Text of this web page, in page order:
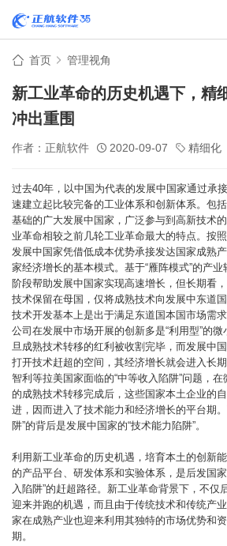
首页 管理视角
新工业革命的历史机遇下，精
冲出重围
作者：正航软件 2020-09-07 精细化
过去40年，以中国为代表的发展中国家通过承
速建立起比较完备的工业体系和创新体系。包
基础的广大发展中国家，广泛参与到高新技术
业革命相较之前几轮工业革命最大的特点。按
发展中国家凭借低成本优势承接发达国家成熟
家经济增长的基本模式。基于“雁阵模式”的产
阶段帮助发展中国家实现高速增长，但长期看
技术保留在母国，仅将成熟技术向发展中东道
技术开发基本上是出于满足东道国本国市场需
公司在发展中市场开展的创新多是“利用型”的
旦成熟技术转移的红利被收割完毕，而发展中
打开技术赶超的空间，其经济增长就会进入长
智利等拉美国家面临的“中等收入陷阱”问题，
的成熟技术转移完成后，这些国家本土企业的
进，因而进入了技术能力和经济增长的平台期
阱”的背后是发展中国家的“技术能力陷阱”。
利用新工业革命的历史机遇，培育本土的创新
的产品平台、研发体系和实验体系，是后发国
入陷阱”的赶超路径。新工业革命背景下，不仅
迎来并跑的机遇，而且由于传统技术和传统产
家在成熟产业也迎来利用其独特的市场优势和
期。